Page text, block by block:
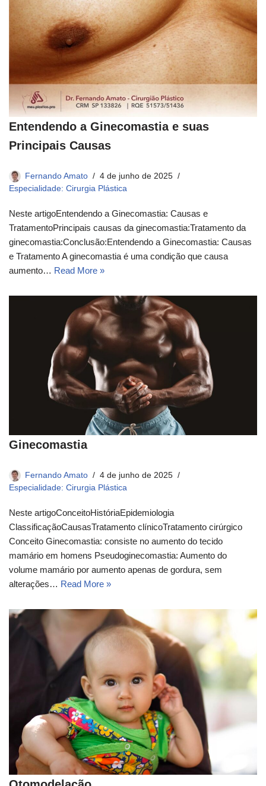
Entendendo a Ginecomastia e suas
Principais Causas
Fernando Amato
4 de junho de 2025
Especialidade: Cirurgia Plástica
Neste artigoEntendendo a Ginecomastia: Causas e
TratamentoPrincipais causas da ginecomastia:Tratamento da
ginecomastia:Conclusão:Entendendo a Ginecomastia: Causas
e Tratamento A ginecomastia é uma condição que causa
aumento… Read More »
Ginecomastia
Fernando Amato
4 de junho de 2025
Especialidade: Cirurgia Plástica
Neste artigoConceito​História​Epidemiologia​
ClassificaçãoCausasTratamento clínico​Tratamento cirúrgico​
Conceito​ Ginecomastia: consiste no aumento do tecido
mamário em homens Pseudoginecomastia: Aumento do
volume mamário por aumento apenas de gordura, sem
alterações… Read More »